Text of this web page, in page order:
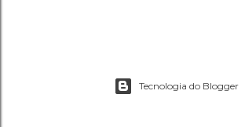
Tecnologia do Blogger